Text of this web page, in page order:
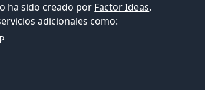
ha sido creado por Factor Ideas.
adicionales como: